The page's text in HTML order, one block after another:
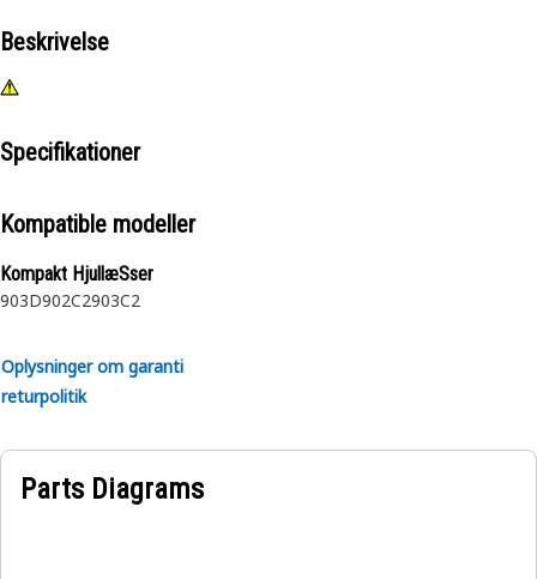
Beskrivelse
Specifikationer
Kompatible modeller
Kompakt HjullæSser
903D902C2903C2
Oplysninger om garanti
returpolitik
Parts Diagrams